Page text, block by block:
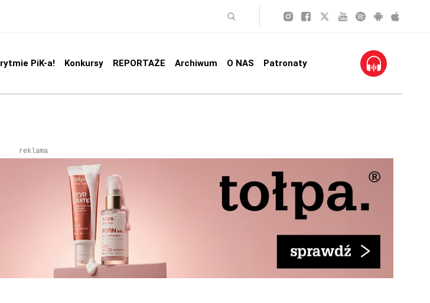
PiK-a! Konkursy REPORTAŻE Archiwum O NAS Patronaty
reklama